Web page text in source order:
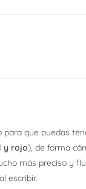
que puedas
y rojo), de forma
más preciso y
escribir.